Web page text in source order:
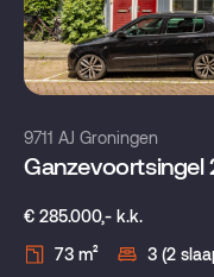
9711 AJ Groningen
Ganzevoortsingel
€ 285.000,- k.k.
73 m²
3 (2